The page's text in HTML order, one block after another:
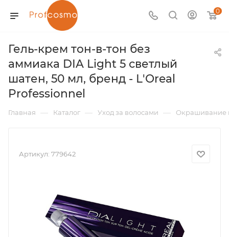
0
Гель-крем тон-в-тон без
аммиака DIA Light 5 светлый
шатен, 50 мл, бренд - L'Oreal
Professionnel
Главная — Каталог — Уход за волосами — Окрашивание
Артикул: 779642